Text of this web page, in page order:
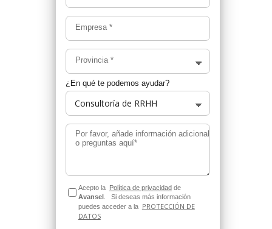
Empresa *
Provincia *
¿En qué te podemos ayudar?
Por favor, añade información adicional
o preguntas aquí*
Acepto la Política de privacidad de
Avansel
Si deseas más información
puedes acceder a la PROTECCIÓN DE
DATOS